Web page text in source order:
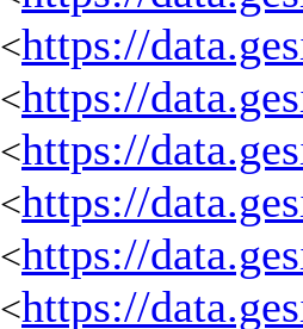
<https://
<https://
<https://
<https://
<https://
<https://